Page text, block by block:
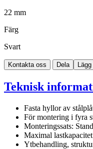
22 mm
Färg
Svart
Kontakta oss Dela
Teknisk
Fasta hyllor av
För montering i fyra
Monteringssats:
Maximal
Ytbehandling,